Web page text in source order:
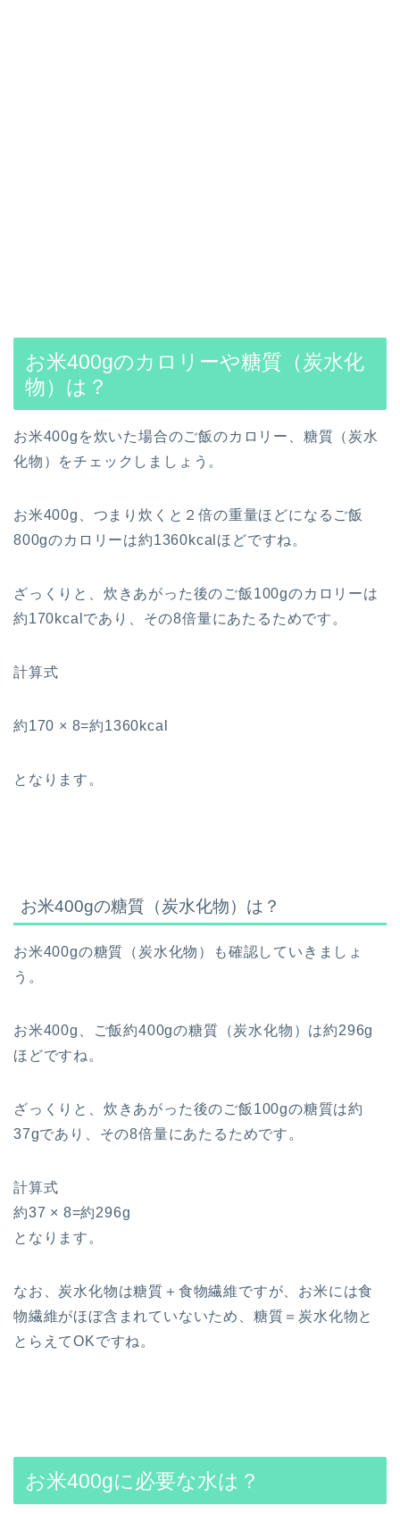
お米400gのカロリーや糖質（炭水化
物）は？
お米400gを炊いた場合のご飯のカロリー、糖質（炭水
化物）をチェックしましょう。
お米400g、つまり炊くと２倍の重量ほどになるご飯
800gのカロリーは約1360kcalほどですね。
ざっくりと、炊きあがった後のご飯100gのカロリーは
約170kcalであり、その8倍量にあたるためです。
計算式
約170 × 8=約1360kcal
となります。
お米400gの糖質（炭水化物）は？
お米400gの糖質（炭水化物）も確認していきましょ
う。
お米400g、ご飯約400gの糖質（炭水化物）は約296g
ほどですね。
ざっくりと、炊きあがった後のご飯100gの糖質は約
37gであり、その8倍量にあたるためです。
計算式
約37 × 8=約296g
となります。
なお、炭水化物は糖質＋食物繊維ですが、お米には食
物繊維がほぼ含まれていないため、糖質＝炭水化物と
とらえてOKですね。
お米400gに必要な水は？